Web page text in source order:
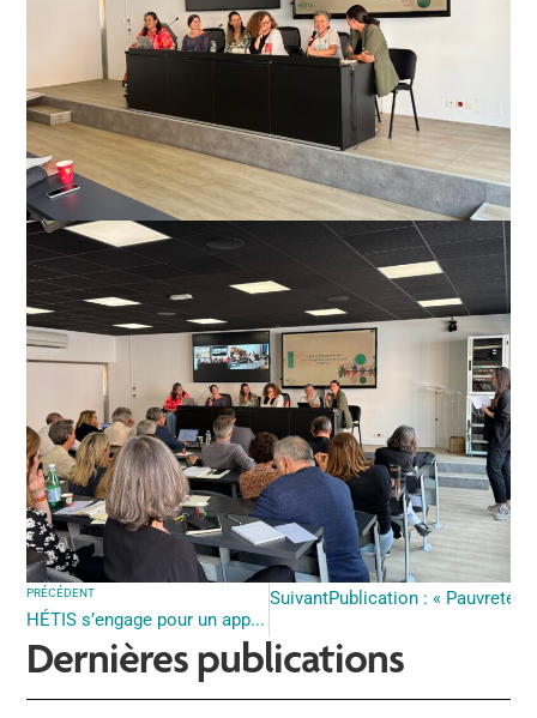
PRÉCÉDENT
HÉTIS s’engage pour un apprentissage ouvert sur le monde avec le projet MATIS (FSE+)
SuivantPublication : « Pauvretés
Dernières publications